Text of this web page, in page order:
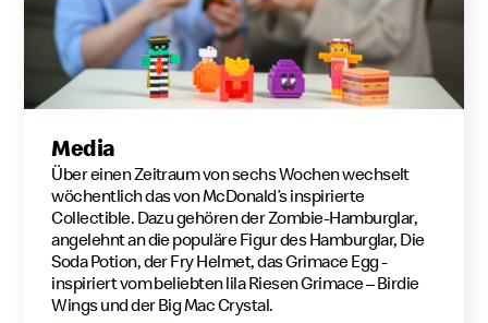
Media
Über einen Zeitraum von sechs Wochen wechselt
wöchentlich das von McDonald’s inspirierte
Collectible. Dazu gehören der Zombie-Hamburglar,
angelehnt an die populäre Figur des Hamburglar, Die
Soda Potion, der Fry Helmet, das Grimace Egg -
inspiriert vom beliebten lila Riesen Grimace – Birdie
Wings und der Big Mac Crystal.